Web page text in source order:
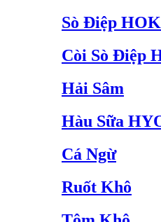
Sò Điệp
Còi Sò Điệp
Hải Sâm
Hàu Sữa
Cá Ngừ
Ruốt Khô